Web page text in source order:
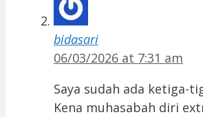
bidasari
06/03/2026 at 7:31 am
Saya sudah ada ketiga-
Kena muhasabah diri